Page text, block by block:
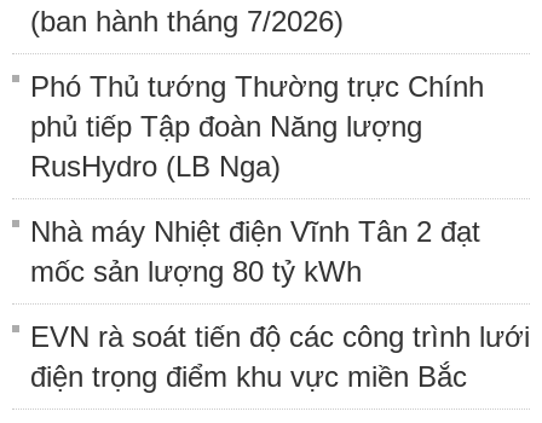
(ban hành tháng 7/2026)
Phó Thủ tướng Thường trực Chính
phủ tiếp Tập đoàn Năng lượng
RusHydro (LB Nga)
Nhà máy Nhiệt điện Vĩnh Tân 2 đạt
mốc sản lượng 80 tỷ kWh
EVN rà soát tiến độ các công trình lưới
điện trọng điểm khu vực miền Bắc